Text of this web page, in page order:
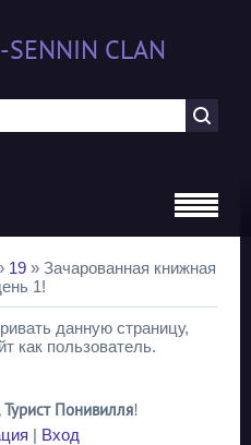
CLAN
19 » Зачарованная книжная
1!
данную страницу,
как пользователь.
,Турист Понивилля!
| Вход